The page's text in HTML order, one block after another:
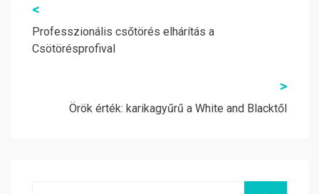
Bejegyzés
navigáció
<
Professzionális csőtörés elhárítás a
Csötörésprofival
>
Örök érték: karikagyűrű a White and Blacktől